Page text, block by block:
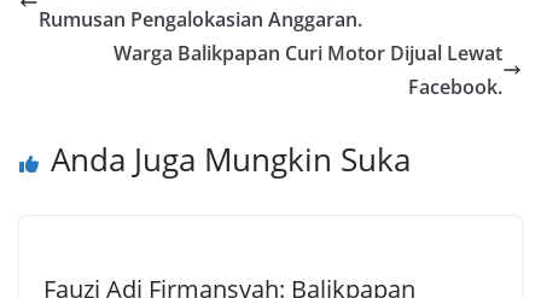
Rumusan Pengalokasian Anggaran.
Warga Balikpapan Curi Motor Dijual Lewat
Facebook.
Anda Juga Mungkin Suka
Fauzi Adi Firmansyah: Balikpapan